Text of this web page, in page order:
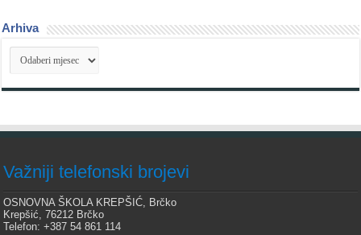
Arhiva
Arhiva
Važniji telefonski brojevi
OSNOVNA ŠKOLA KREPŠIĆ, Brčko
Krepšić, 76212 Brčko
Telefon: +387 54 861 114